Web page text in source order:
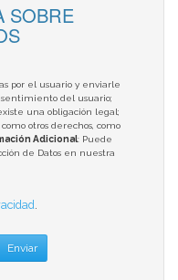
SOBRE
por el usuario y enviarle
del usuario;
una obligación legal;
otros derechos, como
Adicional: Puede
de Datos en nuestra
Enviar